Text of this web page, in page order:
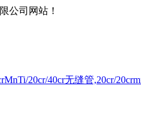
公司网站！